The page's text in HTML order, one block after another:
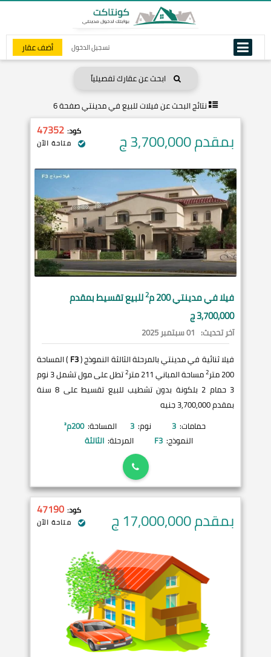
تسجيل الدخول أضف عقار
ابحث عن عقارك تفصيلياً
نتائج البحث عنفيلات للبيع في مدينتي صفحة 6
بمقدم 3,700,000 ج كود: 47352
متاحة الآن
فيلا فيمدينتي200 م 2للبيع تقسيط بمقدم
3,700,000 ج
آخر تحديث: 01 سبتمبر 2025
فيلا ثنائية في مدينتي بالمرحلة الثالثة النموذج (F3 ) المساحة
200 متر
2مساحة المباني 211 متر 2
تطل على مول تشمل 3 نوم
3 حمام 2 بلكونة بدون تشطيب للبيع تقسيط على 8 سنة
بمقدم 3,700,000 جنيه
حمامات: 3 نوم: 3 المساحة: 200م²
النموذج: F3 المرحلة: الثالثة
بمقدم 17,000,000 ج كود: 47190
متاحة الآن